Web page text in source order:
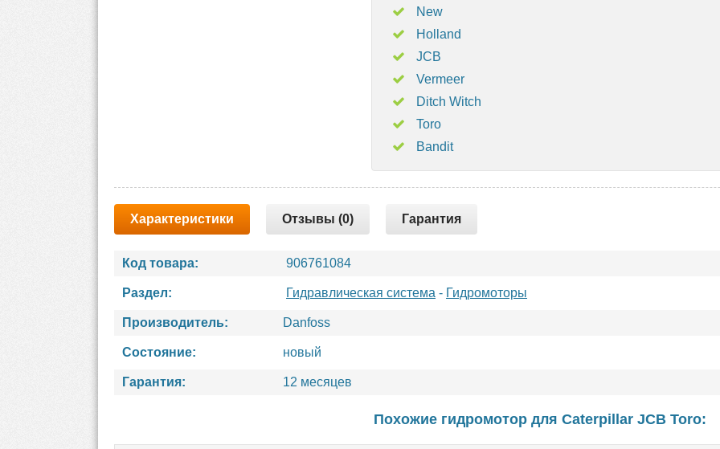
New
Holland
JCB
Vermeer
Ditch Witch
Toro
Bandit
Характеристики Отзывы (0) Гарантия
Код товара: 906761084
Раздел: Гидравлическая система - Гидромоторы
Производитель: Danfoss
Состояние: новый
Гарантия: 12 месяцев
Похожие гидромотор для Caterpillar JCB Toro: